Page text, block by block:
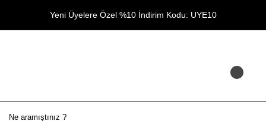
Yeni Üyelere Özel %10 İndirim Kodu: UYE10